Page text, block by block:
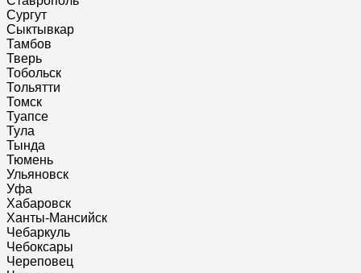
Сургут
Сыктывкар
Тамбов
Тверь
Тобольск
Тольятти
Томск
Туапсе
Тула
Тында
Тюмень
Ульяновск
Уфа
Хабаровск
Ханты-Мансийск
Чебаркуль
Чебоксары
Череповец